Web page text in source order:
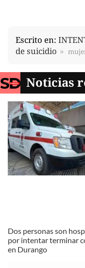
Escrito en:
de suicidio
Noticias
Dos personas son
por intentar terminar
en Durango